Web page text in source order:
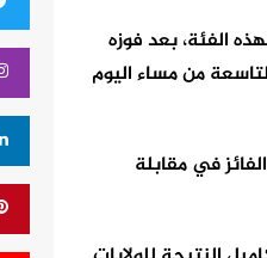
العالم لهذه الفئة، بعد فوزه
من التاسعة من مساء اليوم
الفائز في مقابلة